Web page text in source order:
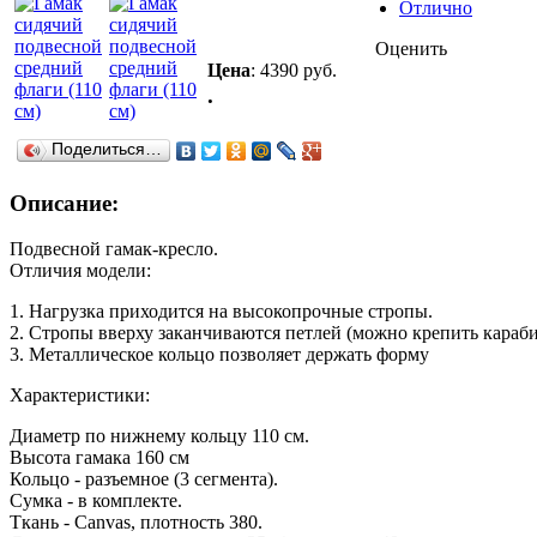
Отлично
Оценить
Цена: 4390 руб.
.
Поделиться…
Описание:
Подвесной гамак-кресло.
Отличия модели:
1. Нагрузка приходится на высокопрочные стропы.
2. Стропы вверху заканчиваются петлей (можно крепить
3. Металлическое кольцо позволяет держать форму
Характеристики:
Диаметр по нижнему кольцу 110 см.
Высота гамака 160 см
Кольцо - разъемное (3 сегмента).
Сумка - в комплекте.
Ткань - Canvas, плотность 380.